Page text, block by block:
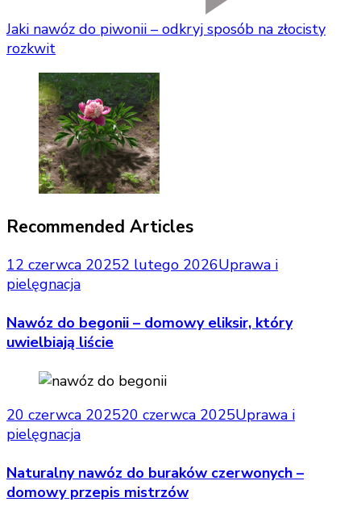
Jaki nawóz do piwonii – odkryj sposób na złocisty
rozkwit
Recommended Articles
12 czerwca 20252 lutego 2026Uprawa i
pielęgnacja
Nawóz do begonii – domowy eliksir, który
uwielbiają liście
20 czerwca 202520 czerwca 2025Uprawa i
pielęgnacja
Naturalny nawóz do buraków czerwonych –
domowy przepis mistrzów